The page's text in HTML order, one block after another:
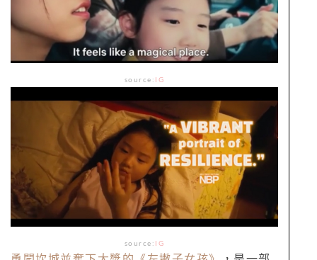
source: IG
source: IG